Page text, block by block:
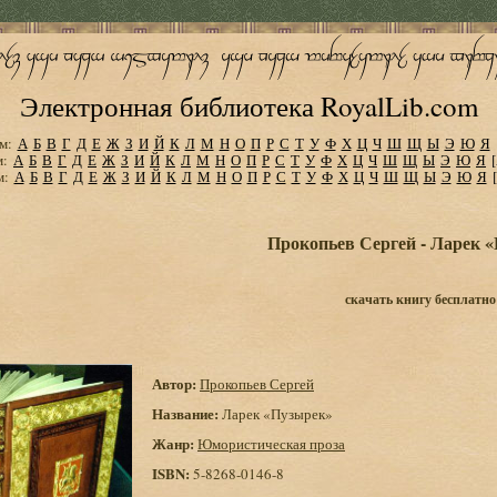
Электронная библиотека RoyalLib.com
А Б В Г Д Е Ж З И Й К Л М Н О П Р С Т У Ф Х Ц Ч Ш Щ Ы Э Ю Я
А Б В Г Д Е Ж З И Й К Л М Н О П Р С Т У Ф Х Ц Ч Ш Щ Ы Э Ю Я
А Б В Г Д Е Ж З И Й К Л М Н О П Р С Т У Ф Х Ц Ч Ш Щ Ы Э Ю Я
Прокопьев Сергей - Ларек
скачать книгу бесплатно
Автор: Прокопьев Сергей
Название: Ларек «Пузырек»
Жанр: Юмористическая проза
ISBN: 5-8268-0146-8